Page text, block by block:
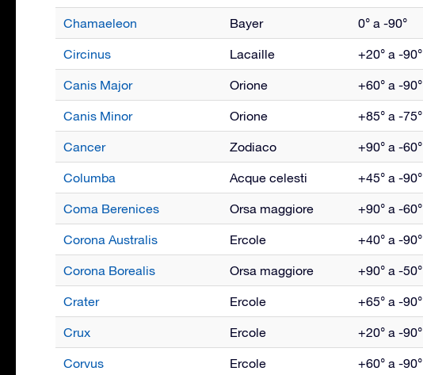
Chamaeleon Bayer 0° a -90°
Circinus Lacaille +20° a -90°
Canis Major Orione +60° a -90°
Canis Minor Orione +85° a -75°
Cancer Zodiaco +90° a -60°
Columba Acque celesti +45° a -90°
Coma Berenices Orsa maggiore +90° a -60°
Corona Australis Ercole +40° a -90°
Corona Borealis Orsa maggiore +90° a -50°
Crater Ercole +65° a -90°
Crux Ercole +20° a -90°
Corvus Ercole +60° a -90°